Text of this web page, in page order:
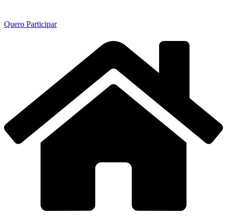
Quero Participar